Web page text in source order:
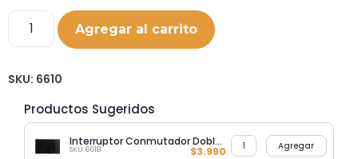
Agregar al carrito
SKU: 6610
Productos Sugeridos
Interruptor Conmutador Doble 9/24 Ultrasmart Black
SKU 6618 $3.990 Agregar